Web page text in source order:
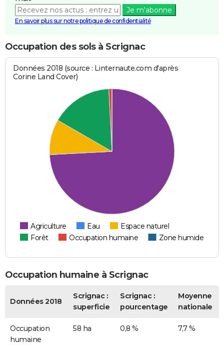
Je m'abonne
En savoir plus sur notre politique de confidentialité
Occupation des sols à Scrignac
Données 2018 (source : Linternaute.com d'après
Corine Land Cover)
Agriculture Eau
Espace naturel
Forêt
Occupation humaine Zone humide
Occupation humaine à Scrignac
Données 2018
Scrignac :
superficie
Scrignac :
pourcentage
Moyenne
nationale
Occupation
humaine
58 ha 0,8 % 7,7 %